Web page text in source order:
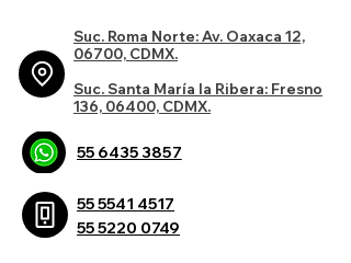
Suc. Roma Norte: Av. Oaxaca 12,
06700, CDMX.
Suc. Santa María la Ribera: Fresno
136, 06400, CDMX.
55 6435 3857
55 5541 4517
55 5220 0749